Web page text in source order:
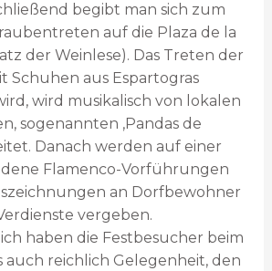
begibt man sich zum
auf die Plaza de la
der Weinlese). Das Treten der
Schuhen aus Espartogras
wird musikalisch von lokalen
sogenannten ‚Pandas de
Danach werden auf einer
Flamenco-Vorführungen
an Dorfbewohner
vergeben.
haben die Festbesucher beim
auch reichlich Gelegenheit, den